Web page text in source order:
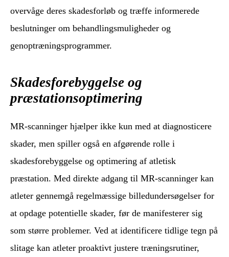
overvåge deres skadesforløb og træffe informerede
beslutninger om behandlingsmuligheder og
genoptræningsprogrammer.
Skadesforebyggelse og
præstationsoptimering
MR-scanninger hjælper ikke kun med at diagnosticere
skader, men spiller også en afgørende rolle i
skadesforebyggelse og optimering af atletisk
præstation. Med direkte adgang til MR-scanninger kan
atleter gennemgå regelmæssige billedundersøgelser for
at opdage potentielle skader, før de manifesterer sig
som større problemer. Ved at identificere tidlige tegn på
slitage kan atleter proaktivt justere træningsrutiner,